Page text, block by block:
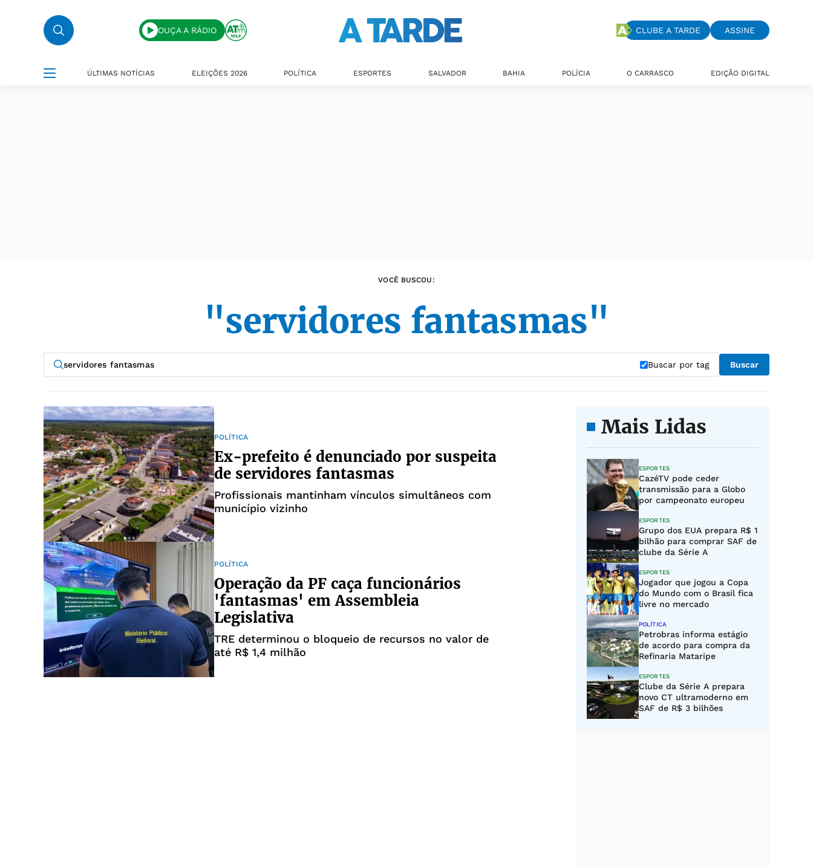
OUÇA A RÁDIO CLUBE A TARDE ASSINE
ÚLTIMAS NOTÍCIAS ELEIÇÕES 2026 POLÍTICA ESPORTES SALVADOR BAHIA POLÍCIA O CARRASCO EDIÇÃO DIGITAL
VOCÊ BUSCOU:
"servidores fantasmas"
Buscar por tag Buscar
POLÍTICA
Ex-prefeito é denunciado por suspeita
de servidores fantasmas
Profissionais mantinham vínculos simultâneos com
município vizinho
POLÍTICA
Operação da PF caça funcionários
'fantasmas' em Assembleia
Legislativa
TRE determinou o bloqueio de recursos no valor de
até R$ 1,4 milhão
Mais Lidas
ESPORTES
CazéTV pode ceder
transmissão para a Globo
por campeonato europeu
ESPORTES
Grupo dos EUA prepara R$ 1
bilhão para comprar SAF de
clube da Série A
ESPORTES
Jogador que jogou a Copa
do Mundo com o Brasil fica
livre no mercado
POLÍTICA
Petrobras informa estágio
de acordo para compra da
Refinaria Mataripe
ESPORTES
Clube da Série A prepara
novo CT ultramoderno em
SAF de R$ 3 bilhões